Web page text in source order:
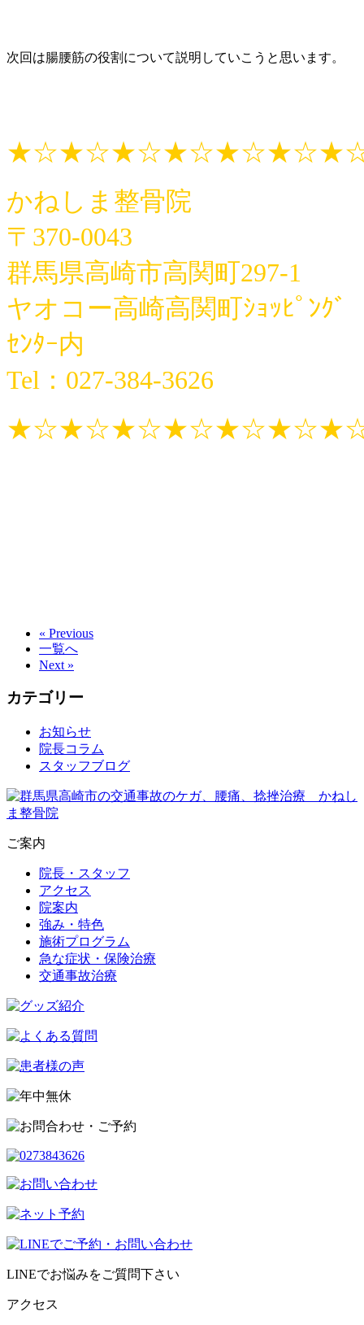
次回は腸腰筋の役割について説明していこうと思います。
かねしま整骨院
〒370-0043
群馬県高崎市高関町297-1
ヤオコー高崎高関町ｼｮｯﾋﾟﾝｸﾞ
ｾﾝﾀｰ内
Tel：027-384-3626
« Previous
一覧へ
Next »
カテゴリー
お知らせ
院長コラム
スタッフブログ
ご案内
院長・スタッフ
アクセス
院案内
強み・特色
施術プログラム
急な症状・保険治療
交通事故治療
LINEでお悩みをご質問下さい
アクセス